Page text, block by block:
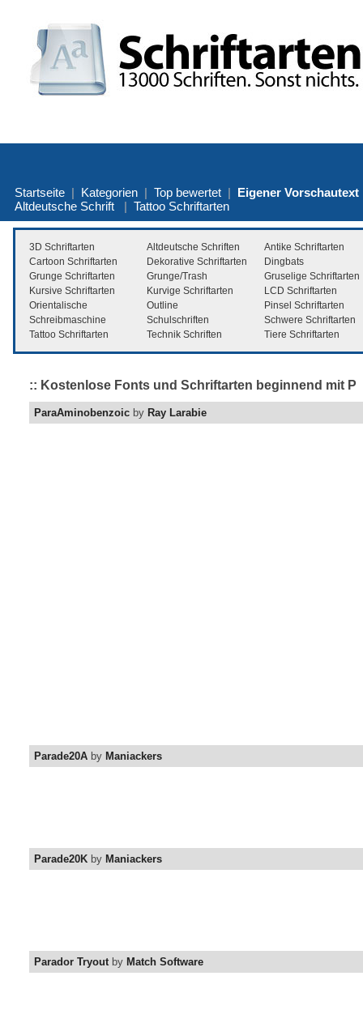
Startseite | Kategorien | Top bewertet | Eigener Vorschautext
Altdeutsche Schrift | Tattoo Schriftarten
3D Schriftarten Altdeutsche Schriften
Antike Schriftarten
Cartoon Schriftarten
Dekorative Schriftarten
Dingbats
Grunge Schriftarten
Grunge/Trash
Gruselige Schriftarten
Kursive Schriftarten
Kurvige Schriftarten
LCD Schriftarten
Orientalische
Outline
Pinsel Schriftarten
Schreibmaschine
Schulschriften
Schwere Schriftarten
Tattoo Schriftarten
Technik Schriften Tiere Schriftarten
:: Kostenlose Fonts und Schriftarten beginnend mit P
ParaAminobenzoic by Ray Larabie
Parade20A by Maniackers
Parade20K by Maniackers
Parador Tryoutby Match Software